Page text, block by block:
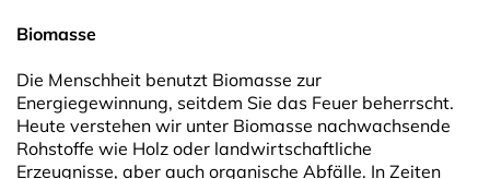
Biomasse
Die Menschheit benutzt Biomasse zur
Energiegewinnung, seitdem Sie das Feuer beherrscht.
Heute verstehen wir unter Biomasse nachwachsende
Rohstoffe wie Holz oder landwirtschaftliche
Erzeugnisse, aber auch organische Abfälle. In Zeiten